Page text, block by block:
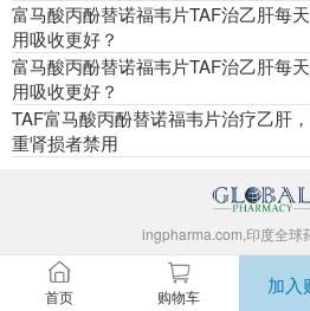
富马酸丙酚替诺福韦片TAF治乙肝每
用吸收更好？
富马酸丙酚替诺福韦片TAF治乙肝每
用吸收更好？
TAF富马酸丙酚替诺福韦片治疗乙肝
重肾损者禁用
ingpharma.com,印度全球
首页 购物车 加入